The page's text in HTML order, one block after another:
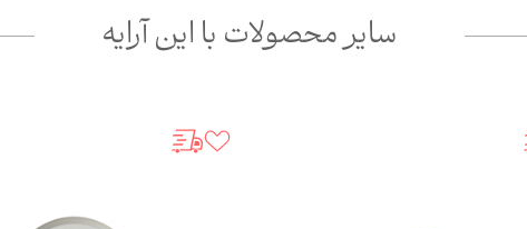
سایر محصولات با این آرایه